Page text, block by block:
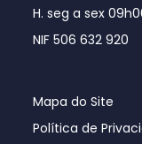
H. seg a sex
NIF 506 632 920
Mapa do Site
Política de